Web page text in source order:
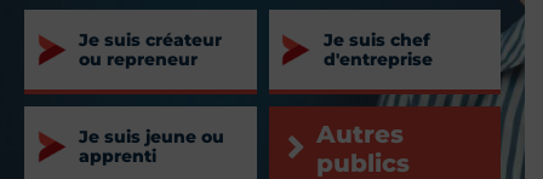
Je suis créateur
ou repreneur
Je suis chef
d'entreprise
Je suis jeune ou
apprenti
Autres
publics